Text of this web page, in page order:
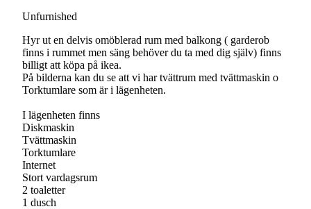
Unfurnished
Hyr ut en delvis omöblerad rum med balkong ( garderob
finns i rummet men säng behöver du ta med dig själv) finns
billigt att köpa på ikea.
På bilderna kan du se att vi har tvättrum med tvättmaskin o
Torktumlare som är i lägenheten.
I lägenheten finns
Diskmaskin
Tvättmaskin
Torktumlare
Internet
Stort vardagsrum
2 toaletter
1 dusch